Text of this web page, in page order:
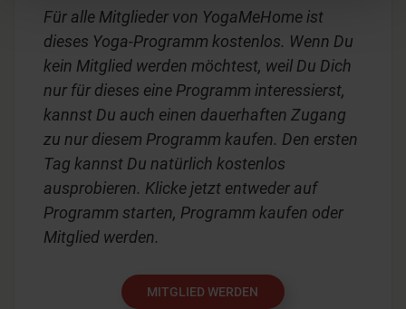
Für alle Mitglieder von YogaMeHome ist
dieses Yoga-Programm kostenlos. Wenn Du
kein Mitglied werden möchtest, weil Du Dich
nur für dieses eine Programm interessierst,
kannst Du auch einen dauerhaften Zugang
zu nur diesem Programm kaufen. Den ersten
Tag kannst Du natürlich kostenlos
ausprobieren. Klicke jetzt entweder auf
Programm starten, Programm kaufen oder
Mitglied werden.
MITGLIED WERDEN